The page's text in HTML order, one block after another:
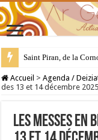
Saint Piran, de la
28 juillet : Saint
Accueil > Agenda /
des 13 et 14 décembre 2025
Les messes